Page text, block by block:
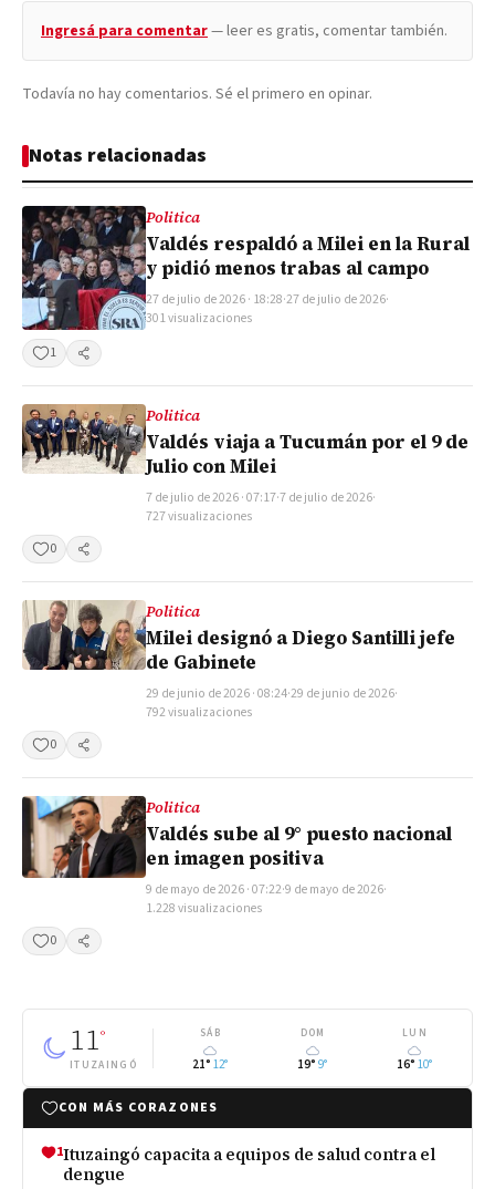
Ingresá para comentar— leer es gratis, comentar también.
Todavía no hay comentarios. Sé el primero en opinar.
Notas relacionadas
Politica
Valdés respaldó a Milei en la Rural
y pidió menos trabas al campo
27 de julio de 2026 · 18:28·27 de julio de 2026·
301 visualizaciones
1
Compartir
Politica
Valdés viaja a Tucumán por el 9 de
Julio con Milei
7 de julio de 2026 · 07:17·7 de julio de 2026·
727 visualizaciones
0
Compartir
Politica
Milei designó a Diego Santilli jefe
de Gabinete
29 de junio de 2026 · 08:24·29 de junio de 2026·
792 visualizaciones
0
Compartir
Politica
Valdés sube al 9° puesto nacional
en imagen positiva
9 de mayo de 2026 · 07:22·9 de mayo de 2026·
1.228 visualizaciones
0
Compartir
11°
ITUZAINGÓ
SÁB
21° 12°
DOM
19° 9°
LUN
16° 10°
CON MÁS CORAZONES
1Ituzaingó capacita a equipos de salud contra el
dengue